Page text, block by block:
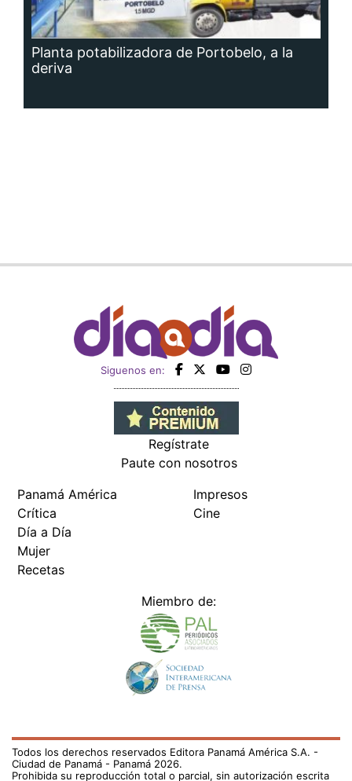
Planta potabilizadora de Portobelo, a la
deriva
Siguenos en:
Regístrate
Paute con nosotros
Panamá América
Crítica
Día a Día
Mujer
Recetas
Impresos
Cine
Miembro de:
Todos los derechos reservados Editora Panamá América S.A. -
Ciudad de Panamá - Panamá 2026.
Prohibida su reproducción total o parcial, sin autorización escrita